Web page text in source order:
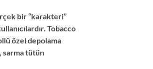
bir “karakteri”
Tobacco
özel depolama
sarma tütün